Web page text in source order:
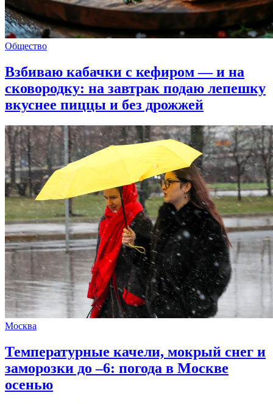
Общество
Взбиваю кабачки с кефиром — и на
сковородку: на завтрак подаю лепешку
вкуснее пиццы и без дрожжей
Москва
Температурные качели, мокрый снег и
заморозки до –6: погода в Москве
осенью